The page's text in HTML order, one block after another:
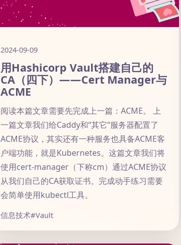
2024-09-09
用Hashicorp Vault搭建自己的
CA（四下）——Cert Manager与
ACME
阅读本篇文章需要先完成上一篇：ACME。 上
一篇文章我们给Caddy和“其它“服务器配置了
ACME协议，其实还有一种服务也具备ACME客
户端功能，就是Kubernetes。这篇文章我们将
使用cert-manager（下称cm）通过ACME协议
从我们自己的CA获取证书。完成动手练习需要
会简单使用kubectl工具。
信息技术#Vault